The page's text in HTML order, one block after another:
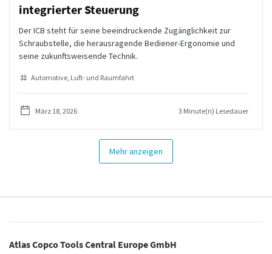
integrierter Steuerung
Der ICB steht für seine beeindruckende Zugänglichkeit zur
Schraubstelle, die herausragende Bediener-Ergonomie und
seine zukunftsweisende Technik.
Automotive Luft- und Raumfahrt
März 18, 2026 3 Minute(n) Lesedauer
Mehr anzeigen
Atlas Copco Tools Central Europe GmbH